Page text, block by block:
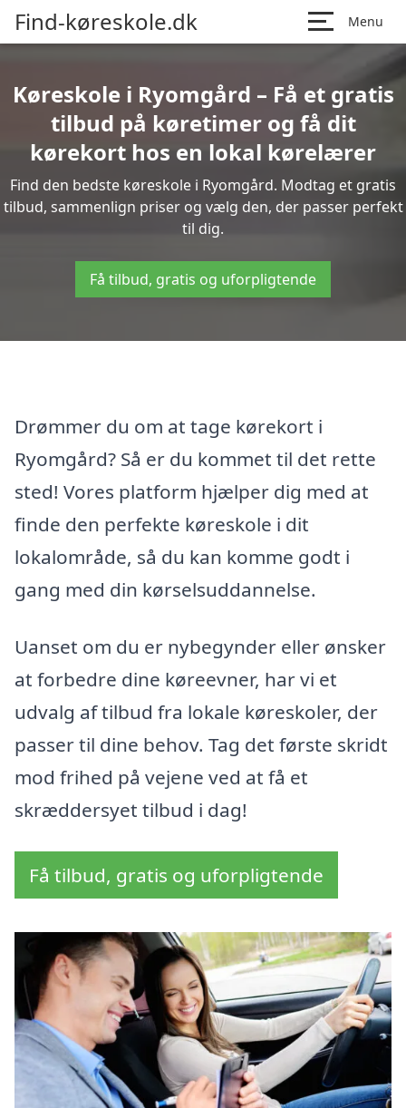
Find-køreskole.dk Menu
Køreskole i Ryomgård – Få et gratis
tilbud på køretimer og få dit
kørekort hos en lokal kørelærer
Find den bedste køreskole i Ryomgård. Modtag et gratis
tilbud, sammenlign priser og vælg den, der passer perfekt
til dig.
Få tilbud, gratis og uforpligtende
Drømmer du om at tage kørekort i
Ryomgård? Så er du kommet til det rette
sted! Vores platform hjælper dig med at
finde den perfekte køreskole i dit
lokalområde, så du kan komme godt i
gang med din kørselsuddannelse.
Uanset om du er nybegynder eller ønsker
at forbedre dine køreevner, har vi et
udvalg af tilbud fra lokale køreskoler, der
passer til dine behov. Tag det første skridt
mod frihed på vejene ved at få et
skræddersyet tilbud i dag!
Få tilbud, gratis og uforpligtende